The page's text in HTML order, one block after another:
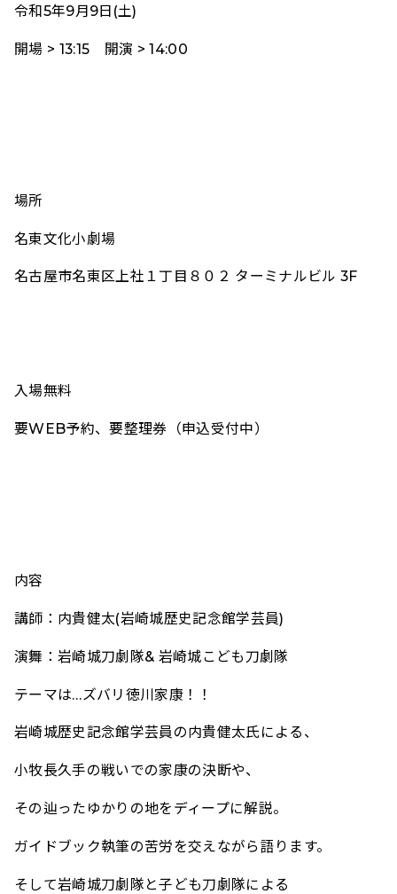
令和5年9月9日(土)
開場 > 13:15 開演 > 14:00
場所
名東文化小劇場
名古屋市名東区上社１丁目８０２ ターミナルビル 3F
入場無料
要WEB予約、要整理券（申込受付中）
内容
講師：内貴健太(岩崎城歴史記念館学芸員)
演舞：岩崎城刀劇隊& 岩崎城こども刀劇隊
テーマは…ズバリ徳川家康！！
岩崎城歴史記念館学芸員の内貴健太氏による、
小牧長久手の戦いでの家康の決断や、
その辿ったゆかりの地をディープに解説。
ガイドブック執筆の苦労を交えながら語ります。
そして岩崎城刀劇隊と子ども刀劇隊による